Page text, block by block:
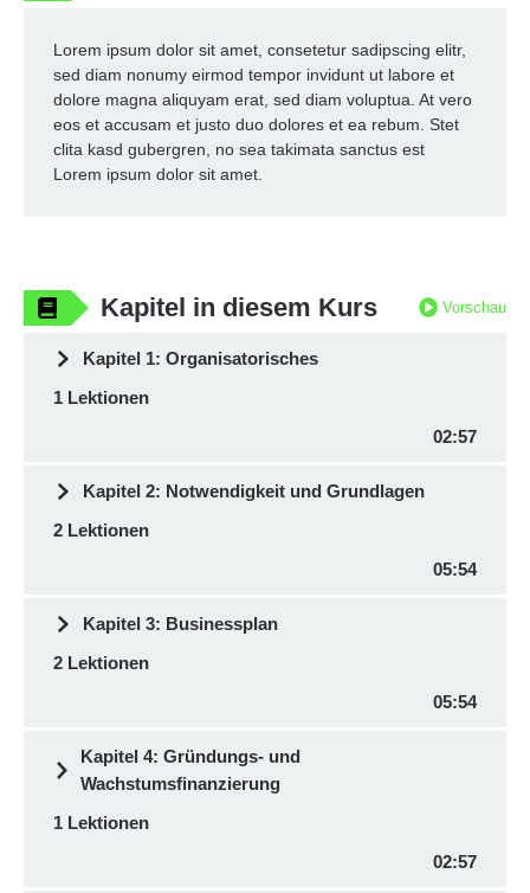
Lorem ipsum dolor sit amet, consetetur sadipscing elitr,
sed diam nonumy eirmod tempor invidunt ut labore et
dolore magna aliquyam erat, sed diam voluptua. At vero
eos et accusam et justo duo dolores et ea rebum. Stet
clita kasd gubergren, no sea takimata sanctus est
Lorem ipsum dolor sit amet.
Kapitel in diesem Kurs Vorschau
Kapitel 1: Organisatorisches
1 Lektionen
02:57
Kapitel 2: Notwendigkeit und Grundlagen
2 Lektionen
05:54
Kapitel 3: Businessplan
2 Lektionen
05:54
Kapitel 4: Gründungs- und
Wachstumsfinanzierung
1 Lektionen
02:57